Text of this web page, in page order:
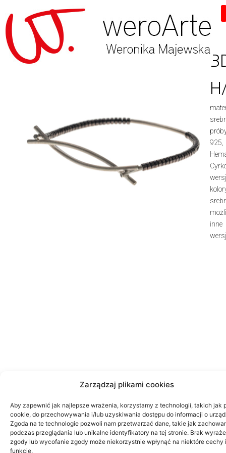
Zarządzaj plikami cookies
Aby zapewnić jak najlepsze wrażenia, korzystamy z technologii, takich jak
cookie, do przechowywania i/lub uzyskiwania dostępu do informacji o
Zgoda na te technologie pozwoli nam przetwarzać dane, takie jak
podczas przeglądania lub unikalne identyfikatory na tej stronie. Brak
zgody lub wycofanie zgody może niekorzystnie wpłynąć na niektóre cechy i
funkcje.
content
925,
inne